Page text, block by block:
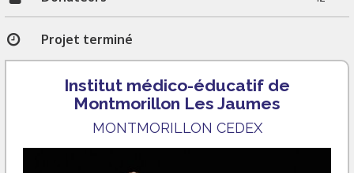
Projet terminé
Institut médico-éducatif de
Montmorillon Les Jaumes
MONTMORILLON CEDEX